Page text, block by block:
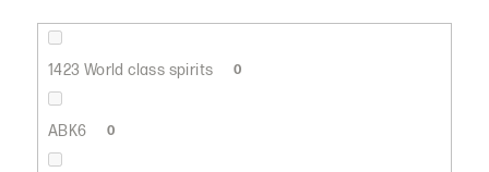
1423 World class spirits 0
ABK6 0